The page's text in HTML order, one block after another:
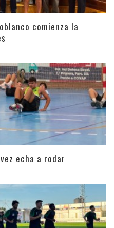
comienza la
echa a rodar